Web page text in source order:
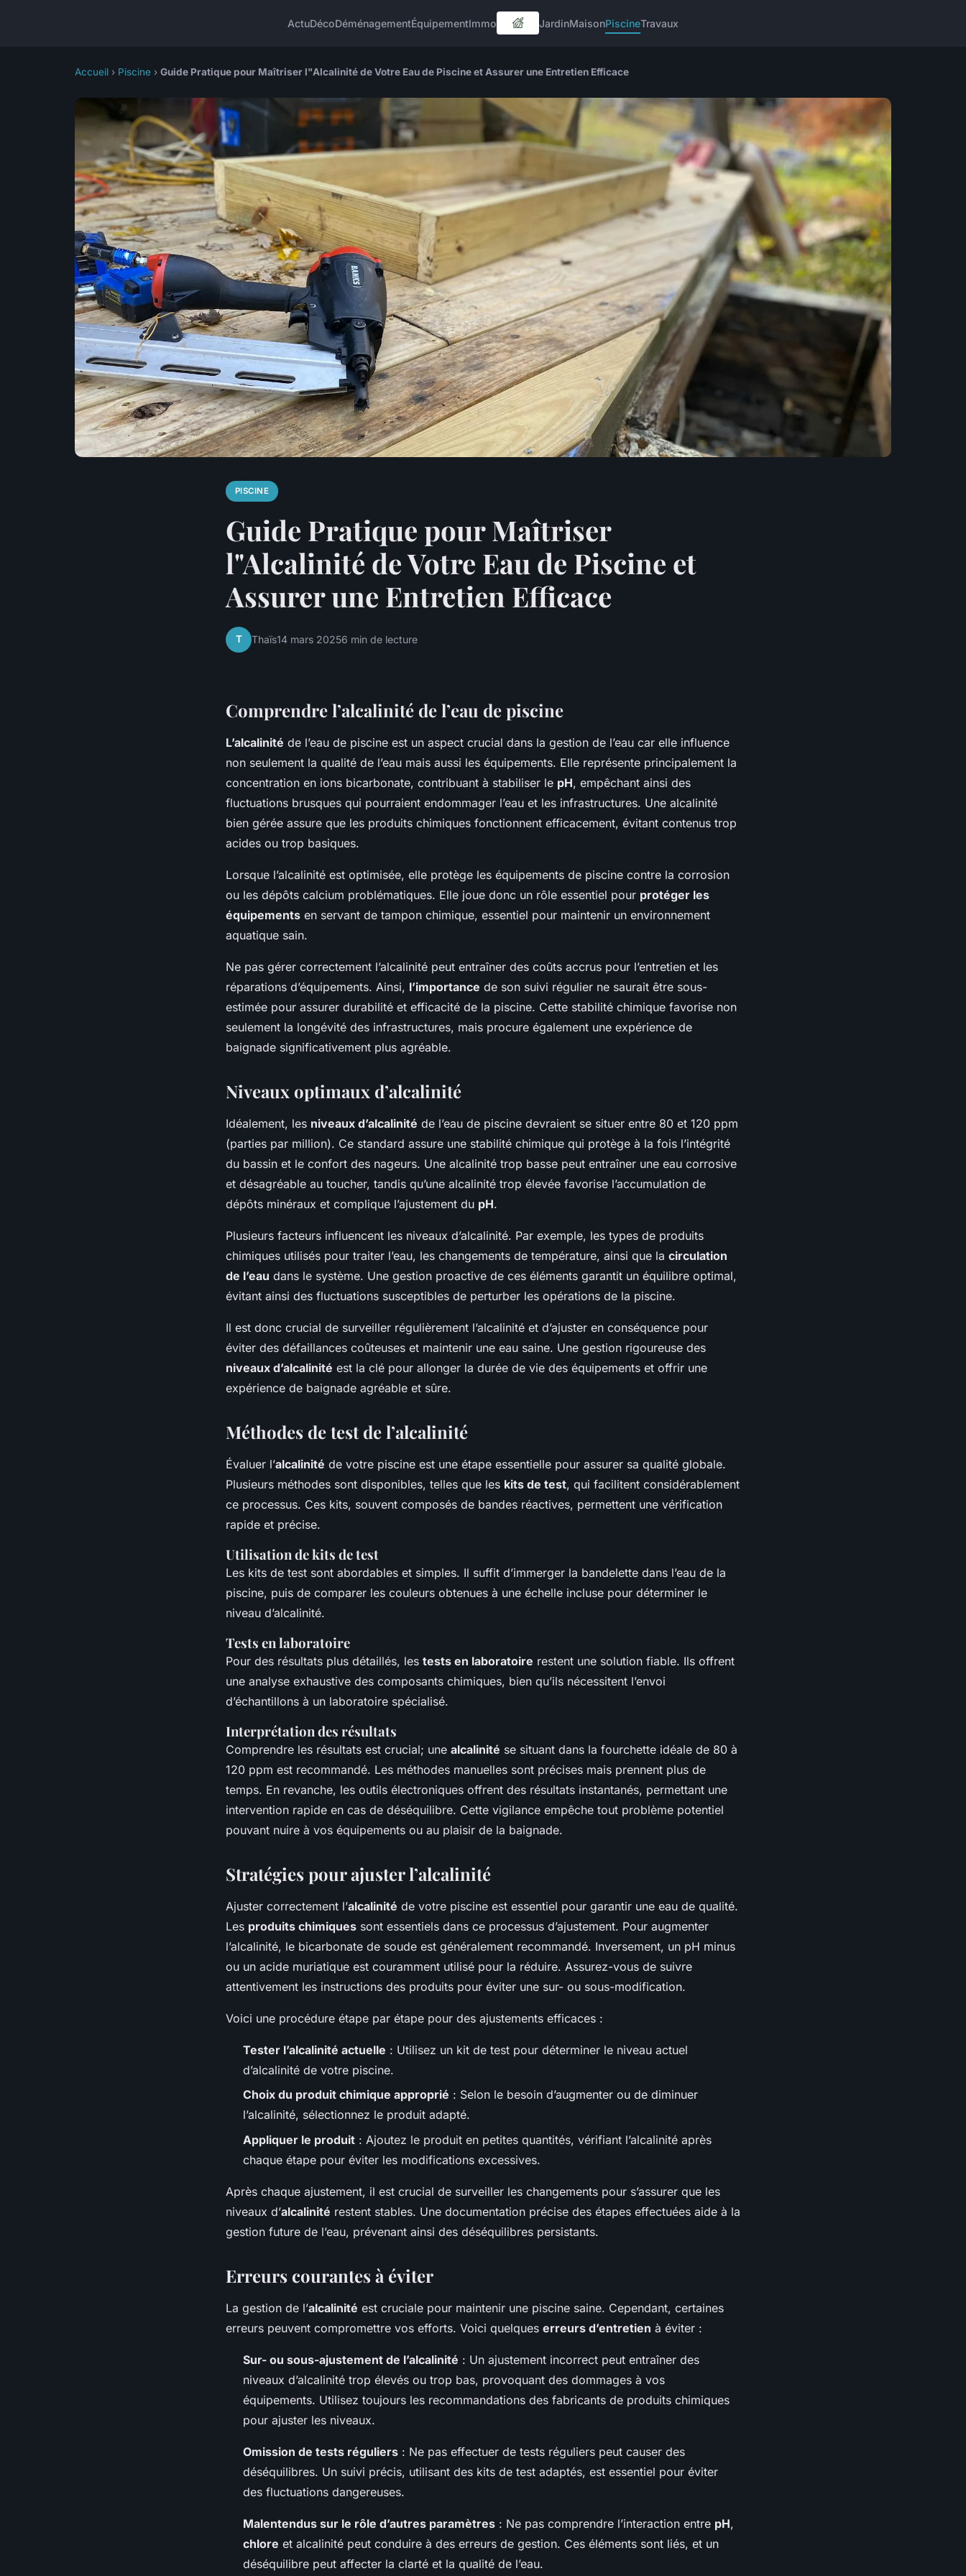
ActuDécoDéménagementÉquipementImmo JardinMaisonPiscineTravaux
Accueil › Piscine › Guide Pratique pour Maîtriser l"Alcalinité de Votre Eau de Piscine et Assurer une Entretien Efficace
PISCINE
Guide Pratique pour Maîtriser
l"Alcalinité de Votre Eau de Piscine et
Assurer une Entretien Efficace
T Thaïs14 mars 20256 min de lecture
Comprendre l’alcalinité de l’eau de piscine
L’alcalinité de l’eau de piscine est un aspect crucial dans la gestion de l’eau car elle influence
non seulement la qualité de l’eau mais aussi les équipements. Elle représente principalement la
concentration en ions bicarbonate, contribuant à stabiliser le pH, empêchant ainsi des
fluctuations brusques qui pourraient endommager l’eau et les infrastructures. Une alcalinité
bien gérée assure que les produits chimiques fonctionnent efficacement, évitant contenus trop
acides ou trop basiques.
Lorsque l’alcalinité est optimisée, elle protège les équipements de piscine contre la corrosion
ou les dépôts calcium problématiques. Elle joue donc un rôle essentiel pour protéger les
équipements en servant de tampon chimique, essentiel pour maintenir un environnement
aquatique sain.
Ne pas gérer correctement l’alcalinité peut entraîner des coûts accrus pour l’entretien et les
réparations d’équipements. Ainsi, l’importance de son suivi régulier ne saurait être sous-
estimée pour assurer durabilité et efficacité de la piscine. Cette stabilité chimique favorise non
seulement la longévité des infrastructures, mais procure également une expérience de
baignade significativement plus agréable.
Niveaux optimaux d’alcalinité
Idéalement, les niveaux d’alcalinité de l’eau de piscine devraient se situer entre 80 et 120 ppm
(parties par million). Ce standard assure une stabilité chimique qui protège à la fois l’intégrité
du bassin et le confort des nageurs. Une alcalinité trop basse peut entraîner une eau corrosive
et désagréable au toucher, tandis qu’une alcalinité trop élevée favorise l’accumulation de
dépôts minéraux et complique l’ajustement du pH.
Plusieurs facteurs influencent les niveaux d’alcalinité. Par exemple, les types de produits
chimiques utilisés pour traiter l’eau, les changements de température, ainsi que la circulation
de l’eau dans le système. Une gestion proactive de ces éléments garantit un équilibre optimal,
évitant ainsi des fluctuations susceptibles de perturber les opérations de la piscine.
Il est donc crucial de surveiller régulièrement l’alcalinité et d’ajuster en conséquence pour
éviter des défaillances coûteuses et maintenir une eau saine. Une gestion rigoureuse des
niveaux d’alcalinité est la clé pour allonger la durée de vie des équipements et offrir une
expérience de baignade agréable et sûre.
Méthodes de test de l’alcalinité
Évaluer l’alcalinité de votre piscine est une étape essentielle pour assurer sa qualité globale.
Plusieurs méthodes sont disponibles, telles que les kits de test, qui facilitent considérablement
ce processus. Ces kits, souvent composés de bandes réactives, permettent une vérification
rapide et précise.
Utilisation de kits de test
Les kits de test sont abordables et simples. Il suffit d’immerger la bandelette dans l’eau de la
piscine, puis de comparer les couleurs obtenues à une échelle incluse pour déterminer le
niveau d’alcalinité.
Tests en laboratoire
Pour des résultats plus détaillés, les tests en laboratoire restent une solution fiable. Ils offrent
une analyse exhaustive des composants chimiques, bien qu’ils nécessitent l’envoi
d’échantillons à un laboratoire spécialisé.
Interprétation des résultats
Comprendre les résultats est crucial; une alcalinité se situant dans la fourchette idéale de 80 à
120 ppm est recommandé. Les méthodes manuelles sont précises mais prennent plus de
temps. En revanche, les outils électroniques offrent des résultats instantanés, permettant une
intervention rapide en cas de déséquilibre. Cette vigilance empêche tout problème potentiel
pouvant nuire à vos équipements ou au plaisir de la baignade.
Stratégies pour ajuster l’alcalinité
Ajuster correctement l’alcalinité de votre piscine est essentiel pour garantir une eau de qualité.
Les produits chimiques sont essentiels dans ce processus d’ajustement. Pour augmenter
l’alcalinité, le bicarbonate de soude est généralement recommandé. Inversement, un pH minus
ou un acide muriatique est couramment utilisé pour la réduire. Assurez-vous de suivre
attentivement les instructions des produits pour éviter une sur- ou sous-modification.
Voici une procédure étape par étape pour des ajustements efficaces :
Tester l’alcalinité actuelle : Utilisez un kit de test pour déterminer le niveau actuel
d’alcalinité de votre piscine.
Choix du produit chimique approprié : Selon le besoin d’augmenter ou de diminuer
l’alcalinité, sélectionnez le produit adapté.
Appliquer le produit : Ajoutez le produit en petites quantités, vérifiant l’alcalinité après
chaque étape pour éviter les modifications excessives.
Après chaque ajustement, il est crucial de surveiller les changements pour s’assurer que les
niveaux d’alcalinité restent stables. Une documentation précise des étapes effectuées aide à la
gestion future de l’eau, prévenant ainsi des déséquilibres persistants.
Erreurs courantes à éviter
La gestion de l’alcalinité est cruciale pour maintenir une piscine saine. Cependant, certaines
erreurs peuvent compromettre vos efforts. Voici quelques erreurs d’entretien à éviter :
Sur- ou sous-ajustement de l’alcalinité : Un ajustement incorrect peut entraîner des
niveaux d’alcalinité trop élevés ou trop bas, provoquant des dommages à vos
équipements. Utilisez toujours les recommandations des fabricants de produits chimiques
pour ajuster les niveaux.
Omission de tests réguliers : Ne pas effectuer de tests réguliers peut causer des
déséquilibres. Un suivi précis, utilisant des kits de test adaptés, est essentiel pour éviter
des fluctuations dangereuses.
Malentendus sur le rôle d’autres paramètres : Ne pas comprendre l’interaction entre pH,
chlore et alcalinité peut conduire à des erreurs de gestion. Ces éléments sont liés, et un
déséquilibre peut affecter la clarté et la qualité de l’eau.